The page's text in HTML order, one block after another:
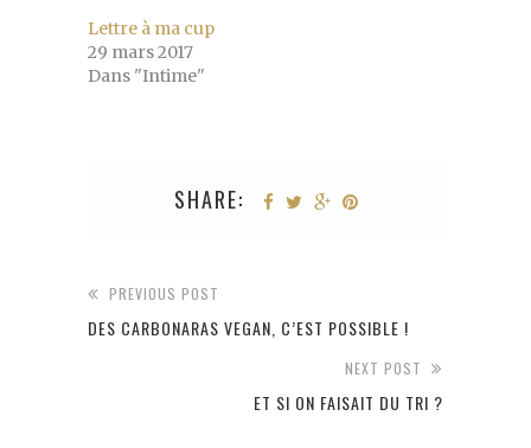
Lettre à ma cup
29 mars 2017
Dans "Intime"
SHARE:
PREVIOUS POST
DES CARBONARAS VEGAN, C’EST POSSIBLE !
NEXT POST
ET SI ON FAISAIT DU TRI ?